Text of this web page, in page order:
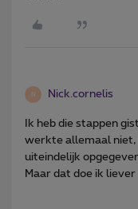
N Nick.cornelis
Ik heb die stappen
werkte allemaal niet,
uiteindelijk
Maar dat doe ik